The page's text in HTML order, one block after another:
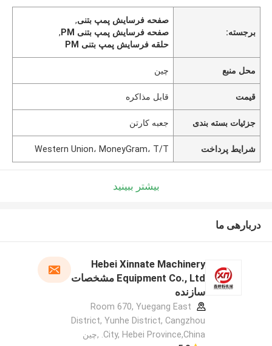
برجسته:
صفحه فرسایش پمپ بتنی,
صفحه فرسایش پمپ بتنی PM
,
حلقه فرسایش پمپ بتنی PM
محل منبع چین
قیمت قابل مذاکره
جزئیات بسته بندی جعبه کارتن
شرایط پرداخت Western Union، MoneyGram، T/T
بیشتر ببینید
دربارهی ما
Hebei Xinnate Machinery
Equipment Co., Ltd مشخصات
سازنده
Room 670, Yuegang East
District, Yunhe District, Cangzhou
City, Hebei Province,China. ,چین